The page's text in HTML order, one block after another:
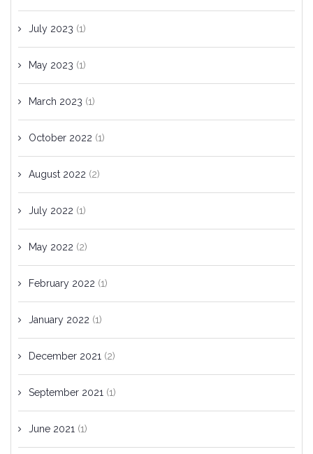
July 2023 (1)
May 2023 (1)
March 2023 (1)
October 2022 (1)
August 2022 (2)
July 2022 (1)
May 2022 (2)
February 2022 (1)
January 2022 (1)
December 2021 (2)
September 2021 (1)
June 2021 (1)